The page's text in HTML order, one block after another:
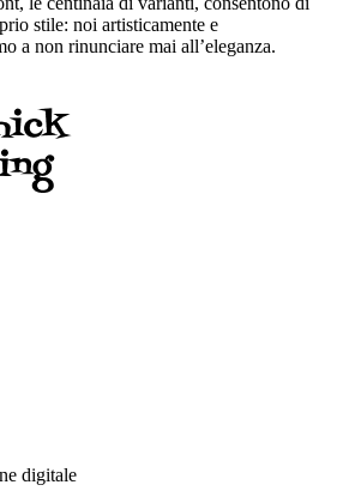
stile: noi artisticamente e
a non rinunciare mai all’eleganza.
digitale